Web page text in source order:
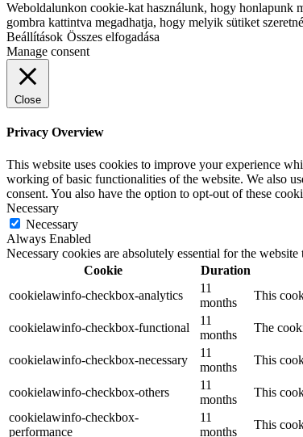
Weboldalunkon cookie-kat használunk, hogy honlapunk
gombra kattintva megadhatja, hogy melyik sütiket
Beállítások Összes elfogadása
Manage consent
Close
Privacy Overview
This website uses cookies to improve your experience
working of basic functionalities of the website. We also
consent. You also have the option to opt-out of these
Necessary
Necessary
Always Enabled
Necessary cookies are absolutely essential for the
Cookie
Duration
cookielawinfo-checkbox-analytics
11
months
This
cookielawinfo-checkbox-functional
11
months
The
cookielawinfo-checkbox-necessary
11
months
This
cookielawinfo-checkbox-others
11
months
This
cookielawinfo-checkbox-
performance
11
months
This